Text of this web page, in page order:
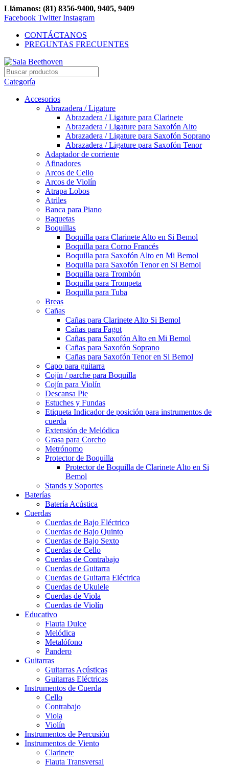
Llámanos: (81) 8356-9400, 9405, 9409
Facebook Twitter Instagram
CONTÁCTANOS
PREGUNTAS FRECUENTES
Categoría
Accesorios
Abrazadera / Ligature
Abrazadera / Ligature para Clarinete
Abrazadera / Ligature para Saxofón Alto
Abrazadera / Ligature para Saxofón Soprano
Abrazadera / Ligature para Saxofón Tenor
Adaptador de corriente
Afinadores
Arcos de Cello
Arcos de Violín
Atrapa Lobos
Atriles
Banca para Piano
Baquetas
Boquillas
Boquilla para Clarinete Alto en Si Bemol
Boquilla para Corno Francés
Boquilla para Saxofón Alto en Mi Bemol
Boquilla para Saxofón Tenor en Si Bemol
Boquilla para Trombón
Boquilla para Trompeta
Boquilla para Tuba
Breas
Cañas
Cañas para Clarinete Alto Si Bemol
Cañas para Fagot
Cañas para Saxofón Alto en Mi Bemol
Cañas para Saxofón Soprano
Cañas para Saxofón Tenor en Si Bemol
Capo para guitarra
Cojín / parche para Boquilla
Cojín para Violín
Descansa Pie
Estuches y Fundas
Etiqueta Indicador de posición para instrumentos de
cuerda
Extensión de Melódica
Grasa para Corcho
Metrónomo
Protector de Boquilla
Protector de Boquilla de Clarinete Alto en Si
Bemol
Stands y Soportes
Baterías
Batería Acústica
Cuerdas
Cuerdas de Bajo Eléctrico
Cuerdas de Bajo Quinto
Cuerdas de Bajo Sexto
Cuerdas de Cello
Cuerdas de Contrabajo
Cuerdas de Guitarra
Cuerdas de Guitarra Eléctrica
Cuerdas de Ukulele
Cuerdas de Viola
Cuerdas de Violín
Educativo
Flauta Dulce
Melódica
Metalófono
Pandero
Guitarras
Guitarras Acústicas
Guitarras Eléctricas
Instrumentos de Cuerda
Cello
Contrabajo
Viola
Violín
Instrumentos de Percusión
Instrumentos de Viento
Clarinete
Flauta Transversal